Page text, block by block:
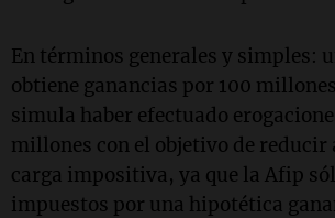
En términos generales y simples:
obtiene ganancias por 100
simula haber efectuado
millones con el objetivo de reducir
carga impositiva, ya que la Afip
impuestos por una hipotética